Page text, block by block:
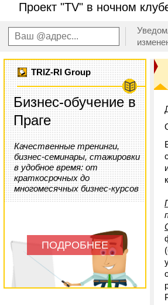
Проект "ТV" в ночном
TRIZ-RI Group
Бизнес-обучение в
Праге
Качественные тренинги,
бизнес-семинары, стажировки
в удобное время: от
краткосрочных до
многомесячных бизнес-курсов
ПОДРОБНЕЕ